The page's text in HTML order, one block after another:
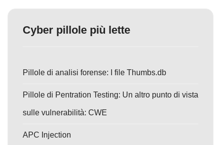
Cyber pillole più lette
Pillole di analisi forense: I file Thumbs.db
Pillole di Pentration Testing: Un altro punto di vista
sulle vulnerabilità: CWE
APC Injection